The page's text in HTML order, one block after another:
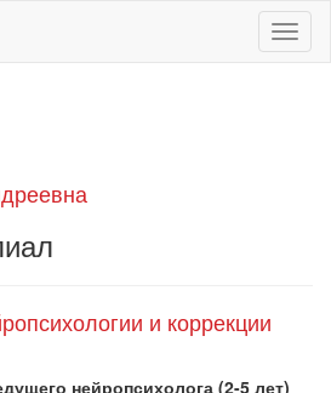
и коррекции
нейропсихолога (2-5 лет)